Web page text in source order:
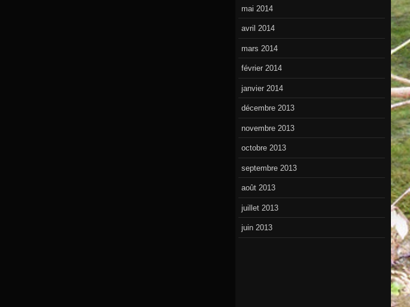
mai 2014
avril 2014
mars 2014
février 2014
janvier 2014
décembre 2013
novembre 2013
octobre 2013
septembre 2013
août 2013
juillet 2013
juin 2013